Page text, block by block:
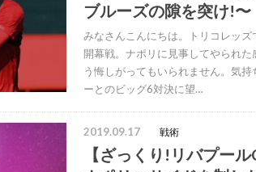
ブルーズの隙を突け!〜
みなさんこんにちは。トリコレッ
開幕戦。ナポリに見事してやられ
う悔しがってもいられません。気
ーとのビッグ6対決に望…
2019.09.17 戦術
【ざっくり!リバプー